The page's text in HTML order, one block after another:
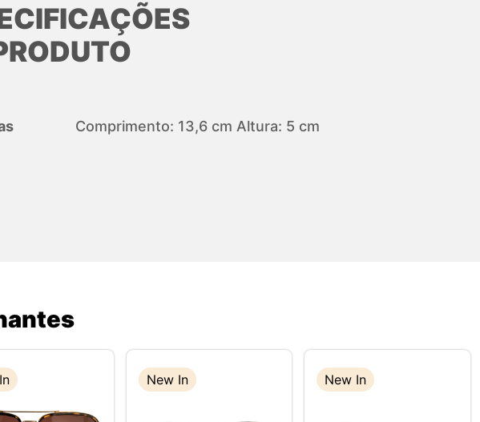
Comprimento: 13,6 cm Altura: 5 cm
New In
New In New In